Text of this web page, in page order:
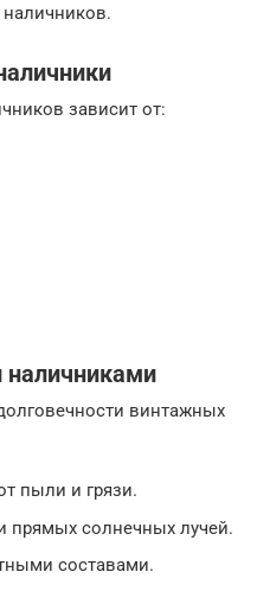
наличников.
зависит от:
винтажных
пыли и грязи.
прямых солнечных лучей.
составами.